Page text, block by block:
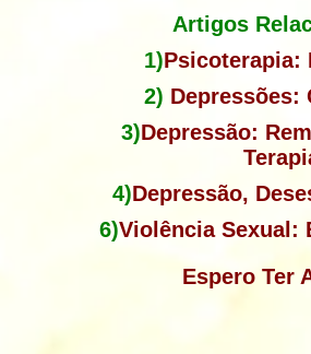
Artigos
1)Psicoterapia:
2) Depressões:
3)Depressão:
4)Depressão,
6)ViolênciaSexual:
Espero Ter